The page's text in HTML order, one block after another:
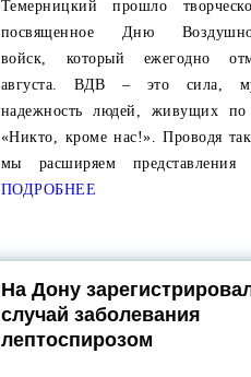
Темерницкий прошло
посвященное Дню Воздушно-
войск, который ежегодно
августа. ВДВ – это сила,
надежность людей, живущих
«Никто, кроме нас!». Проводя
мы расширяем
ПОДРОБНЕЕ
На Дону
случай заболевания
лептоспирозом